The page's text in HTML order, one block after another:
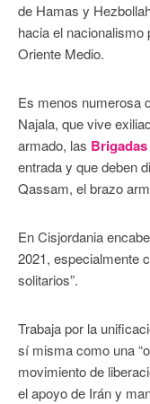
de Hamas y
hacia el
Oriente Medio.
Es menos numerosa
Najala, que vive
armado, las
entrada y que deben
Qassam, el brazo
En Cisjordania
2021, especialmente
solitarios”.
Trabaja por la
sí misma como una
movimiento de
el apoyo de Irán y